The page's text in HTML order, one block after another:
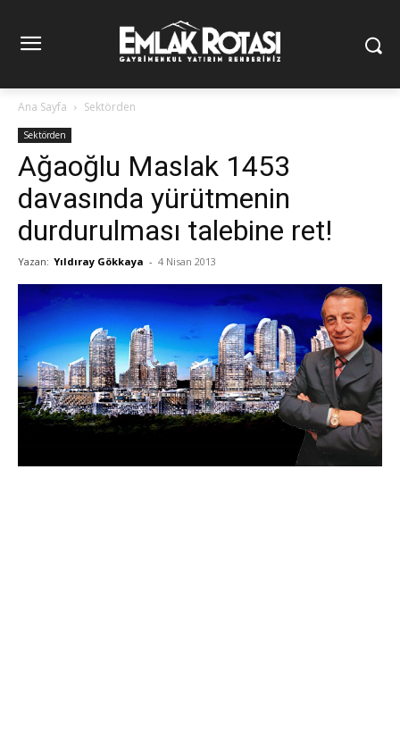
Ana Sayfa Sektörden
Sektörden
Ağaoğlu Maslak 1453
davasında yürütmenin
durdurulması talebine ret!
Yazan: Yıldıray Gökkaya - 4 Nisan 2013